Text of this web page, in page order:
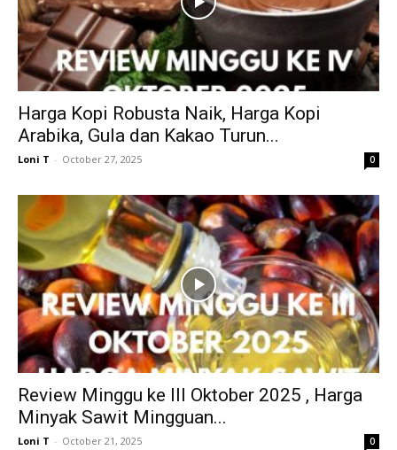
Harga Kopi Robusta Naik, Harga Kopi
Arabika, Gula dan Kakao Turun...
Loni T - October 27, 2025 0
Review Minggu ke III Oktober 2025 , Harga
Minyak Sawit Mingguan...
Loni T - October 21, 2025 0